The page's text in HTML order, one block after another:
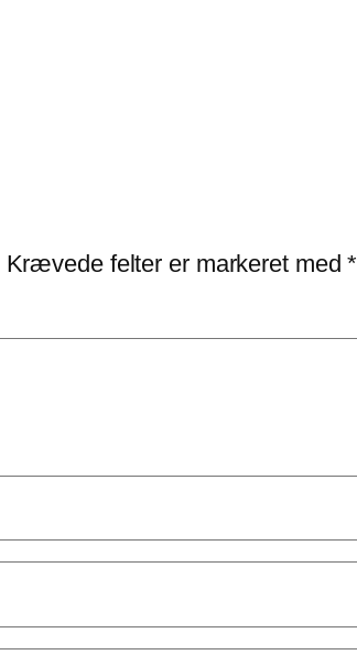
Krævede felter er markeret med*